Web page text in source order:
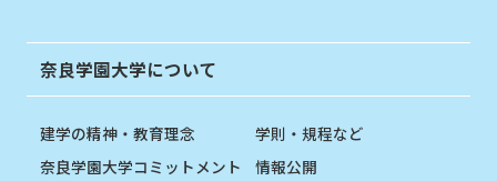
奈良学園大学について
建学の精神・教育理念
奈良学園大学コミットメント
学則・規程など
情報公開